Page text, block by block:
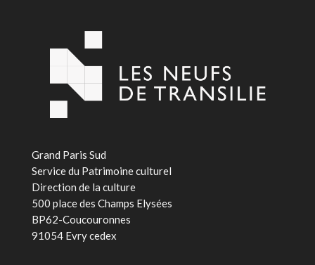
Grand Paris Sud
Service du Patrimoine culturel
Direction de la culture
500 place des Champs Elysées
BP62-Coucouronnes
91054 Evry cedex